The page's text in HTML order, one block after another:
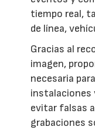
tiempo real,
de línea,
Gracias al
imagen,
necesaria
instalaciones
evitar falsas
grabaciones